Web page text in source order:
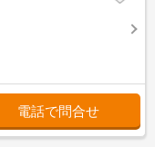
電話で問合せ